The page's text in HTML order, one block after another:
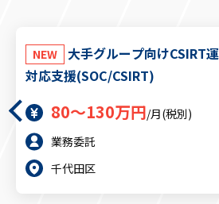
その他
脆弱性診断/ペンテスター
NEW
大手グループ向けCSIRT
対応支援(SOC/CSIRT)
80～130万円/月(税別)
業務委託
千代田区